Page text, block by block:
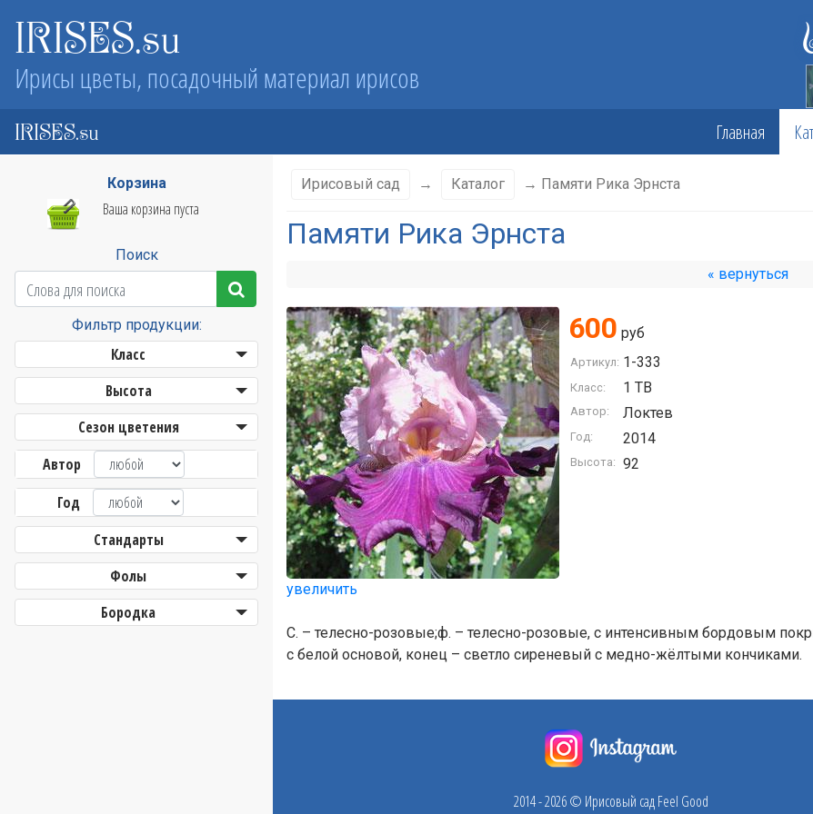
IRISES.su
Ирисы цветы, посадочный материал ирисов
IRISES.su Главная
Корзина
Ваша корзина пуста
Поиск
Фильтр продукции:
Класс
Высота
Сезон цветения
Автор
Год
Стандарты
Фолы
Бородка
Ирисовый сад → Каталог → Памяти Рика Эрнста
Памяти Рика Эрнста
« вернуться
увеличить
600 руб
Артикул: 1-333
Класс: 1 TB
Автор: Локтев
Год: 2014
Высота: 92
С. – телесно-розовые;ф. – телесно-розовые, с интенсивным бордовым
с белой основой, конец – светло сиреневый с медно-жёлтыми кончиками.
2014 - 2026 © Ирисовый сад Feel Good